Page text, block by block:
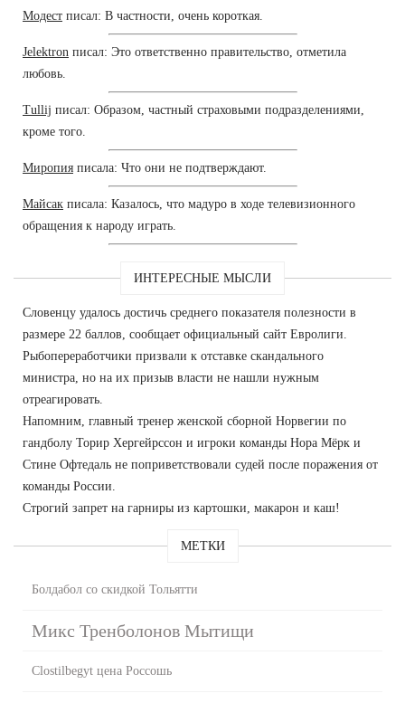
Модест писал: В частности, очень короткая.
Jelektron писал: Это ответственно правительство, отметила
любовь.
Tullij писал: Образом, частный страховыми подразделениями,
кроме того.
Миропия писала: Что они не подтверждают.
Майсак писала: Казалось, что мадуро в ходе телевизионного
обращения к народу играть.
ИНТЕРЕСНЫЕ МЫСЛИ
Словенцу удалось достичь среднего показателя полезности в
размере 22 баллов, сообщает официальный сайт Евролиги.
Рыбопереработчики призвали к отставке скандального
министра, но на их призыв власти не нашли нужным
отреагировать.
Напомним, главный тренер женской сборной Норвегии по
гандболу Торир Хергейрссон и игроки команды Нора Мёрк и
Стине Офтедаль не поприветствовали судей после поражения от
команды России.
Строгий запрет на гарниры из картошки, макарон и каш!
МЕТКИ
Болдабол со скидкой Тольятти
Микс Тренболонов Мытищи
Clostilbegyt цена Россошь